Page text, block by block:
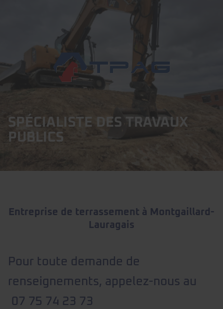
SPÉCIALISTE DES TRAVAUX
PUBLICS
Entreprise de terrassement à Montgaillard-
Lauragais
Pour toute demande de
renseignements, appelez-nous au
07 75 74 23 73